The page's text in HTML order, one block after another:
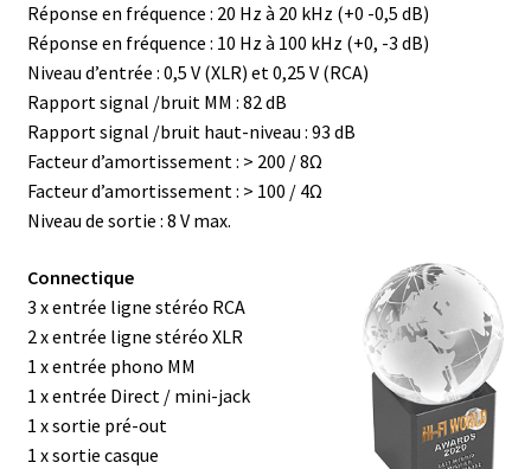
Réponse en fréquence : 20 Hz à 20 kHz (+0 -0,5 dB)
Réponse en fréquence : 10 Hz à 100 kHz (+0, -3 dB)
Niveau d’entrée : 0,5 V (XLR) et 0,25 V (RCA)
Rapport signal /bruit MM : 82 dB
Rapport signal /bruit haut-niveau : 93 dB
Facteur d’amortissement : > 200 / 8Ω
Facteur d’amortissement : > 100 / 4Ω
Niveau de sortie : 8 V max.
Connectique
3 x entrée ligne stéréo RCA
2 x entrée ligne stéréo XLR
1 x entrée phono MM
1 x entrée Direct / mini-jack
1 x sortie pré-out
1 x sortie casque